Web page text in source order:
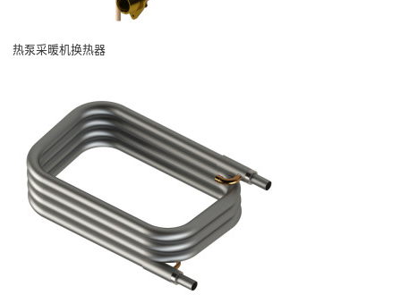
热泵采暖机换热器